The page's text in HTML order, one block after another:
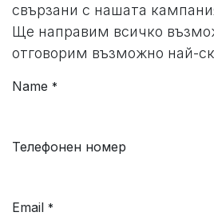
свързани с нашата
Ще направим всичко
отговорим възможно най-
Name *
Телефонен номер
Email *